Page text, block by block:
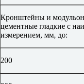
Кронштейны и
цементные гладкие с
измерением, мм, до:
200